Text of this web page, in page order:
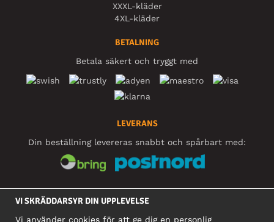
XXXL-kläder
4XL-kläder
BETALNING
Betala säkert och tryggt med
LEVERANS
Din beställning levereras snabbt och spårbart med:
SOCIALA MEDIER
VI SKRÄDDARSYR DIN UPPLEVELSE
Vi använder cookies för att ge dig en personlig